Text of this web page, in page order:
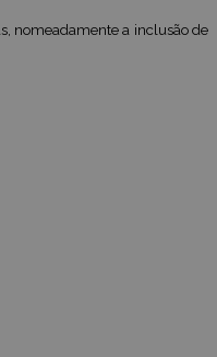
nomeadamente a inclusão de